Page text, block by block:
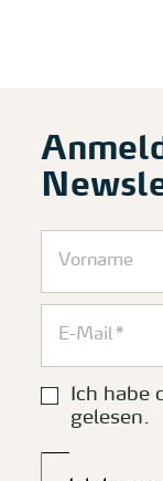
Ich habe
gelesen.